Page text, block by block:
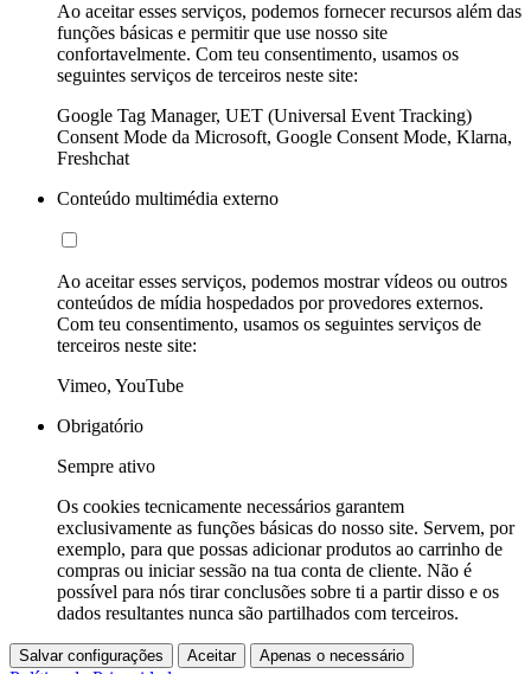
Ao aceitar esses serviços, podemos fornecer recursos além das
funções básicas e permitir que use nosso site
confortavelmente. Com teu consentimento, usamos os
seguintes serviços de terceiros neste site:
Google Tag Manager, UET (Universal Event Tracking)
Consent Mode da Microsoft, Google Consent Mode, Klarna,
Freshchat
Conteúdo multimédia externo
Ao aceitar esses serviços, podemos mostrar vídeos ou outros
conteúdos de mídia hospedados por provedores externos.
Com teu consentimento, usamos os seguintes serviços de
terceiros neste site:
Vimeo, YouTube
Obrigatório
Sempre ativo
Os cookies tecnicamente necessários garantem
exclusivamente as funções básicas do nosso site. Servem, por
exemplo, para que possas adicionar produtos ao carrinho de
compras ou iniciar sessão na tua conta de cliente. Não é
possível para nós tirar conclusões sobre ti a partir disso e os
dados resultantes nunca são partilhados com terceiros.
Salvar configurações Aceitar Apenas o necessário